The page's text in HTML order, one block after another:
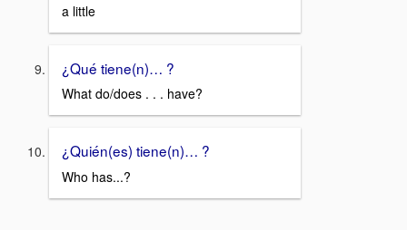
a little
¿Qué tiene(n)… ?
What do/does . . . have?
¿Quién(es) tiene(n)… ?
Who has...?